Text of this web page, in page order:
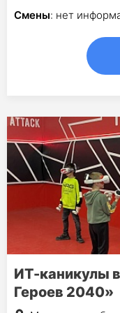
Смены: нет
ИТ-каникулы
Героев 2040»